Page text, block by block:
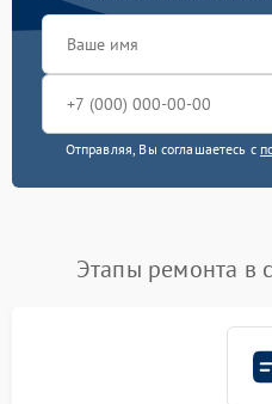
Отправляя, Вы соглашаетесь с
Этапы ремонта в